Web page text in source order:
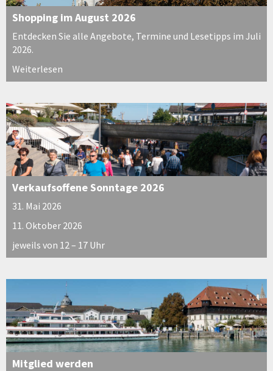
Shopping im August 2026
Entdecken Sie alle Angebote, Termine und Lesetipps im Juli
2026.
Weiterlesen
Verkaufsoffene Sonntage 2026
31. Mai 2026
11. Oktober 2026
jeweils von 12 – 17 Uhr
Mitglied werden